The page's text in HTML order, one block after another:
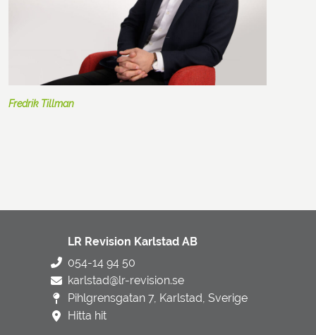
Fredrik Tillman
LR Revision Karlstad AB
054-14 94 50
karlstad@lr-revision.se
Pihlgrensgatan 7, Karlstad, Sverige
Hitta hit